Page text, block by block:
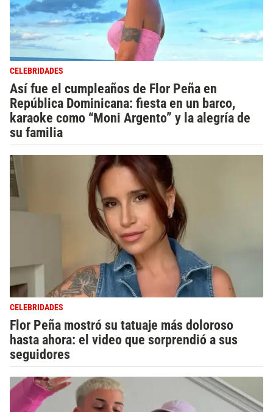
CELEBRIDADES
Así fue el cumpleaños de Flor Peña en
República Dominicana: fiesta en un barco,
karaoke como “Moni Argento” y la alegría de
su familia
CELEBRIDADES
Flor Peña mostró su tatuaje más doloroso
hasta ahora: el video que sorprendió a sus
seguidores